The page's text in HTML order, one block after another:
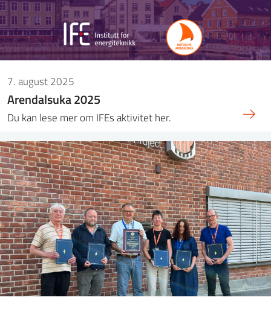
7. august 2025
Arendalsuka 2025
Du kan lese mer om IFEs aktivitet her.